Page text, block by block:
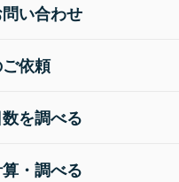
い合わせ
依頼
を調べる
・調べる